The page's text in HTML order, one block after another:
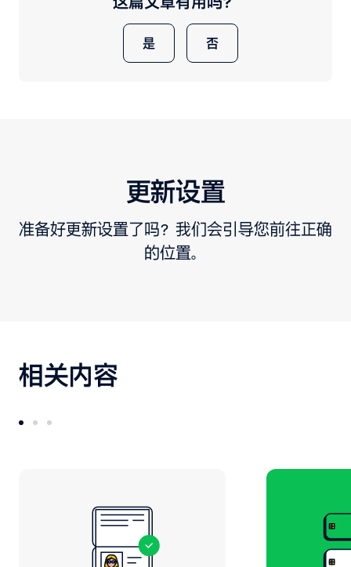
是 否
更新设置
准备好更新设置了吗？我们会引导您前往正确
的位置。
相关内容